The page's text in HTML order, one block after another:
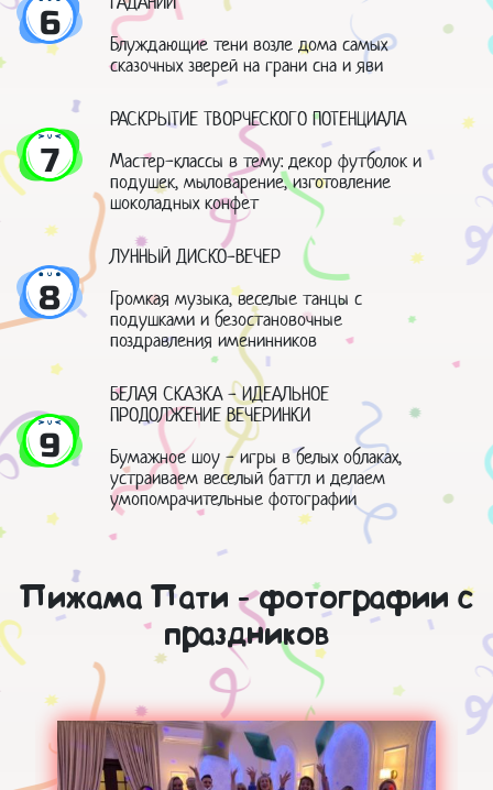
6
Блуждающие тени возле дома самых
сказочных зверей на грани сна и яви
7
РАСКРЫТИЕ ТВОРЧЕСКОГО ПОТЕНЦИАЛА
Мастер-классы в тему: декор футболок и
подушек, мыловарение, изготовление
шоколадных конфет
8
ЛУННЫЙ ДИСКО-ВЕЧЕР
Громкая музыка, веселые танцы с
подушками и безостановочные
поздравления именинников
9
БЕЛАЯ СКАЗКА - ИДЕАЛЬНОЕ
ПРОДОЛЖЕНИЕ ВЕЧЕРИНКИ
Бумажное шоу - игры в белых облаках,
устраиваем веселый баттл и делаем
умопомрачительные фотографии
Пижама Пати - фотографии с
праздников